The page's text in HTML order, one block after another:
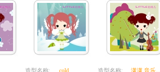
造型名称:
cold
造型名称:
潇潇 音乐...